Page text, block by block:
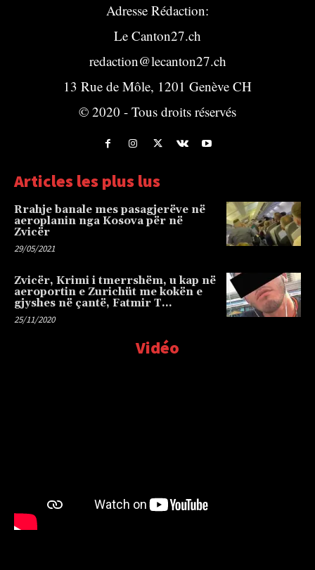
Adresse Rédaction:
Le Canton27.ch
redaction@lecanton27.ch
13 Rue de Môle, 1201 Genève CH
© 2020 - Tous droits réservés
Articles les plus lus
Rrahje banale mes pasagjerëve në
aeroplanin nga Kosova për në
Zvicër
29/05/2021
Zvicër, Krimi i tmerrshëm, u kap në
aeroportin e Zurichüt me kokën e
gjyshes në çantë, Fatmir T…
25/11/2020
Vidéo